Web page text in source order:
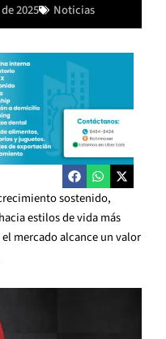
2025
Noticias
sostenido,
estilos de vida más
mercado alcance un valor